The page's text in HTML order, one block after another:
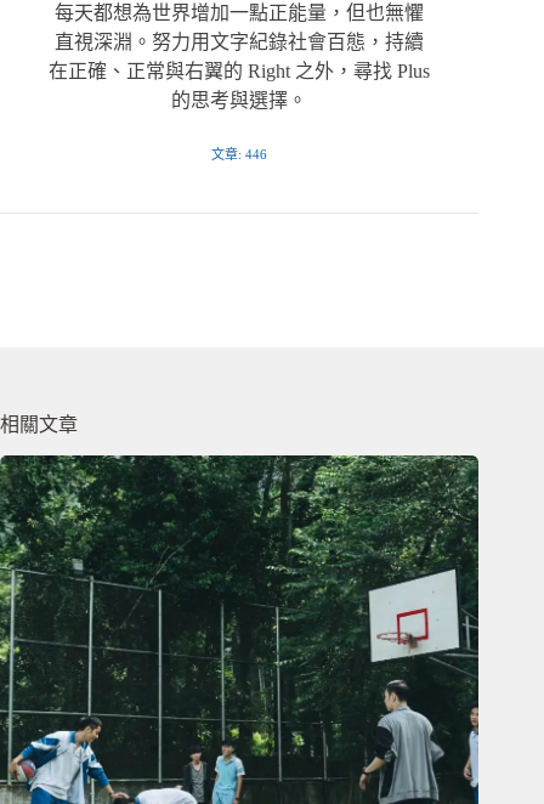
每天都想為世界增加一點正能量，但也無懼
直視深淵。努力用文字紀錄社會百態，持續
在正確、正常與右翼的 Right 之外，尋找 Plus
的思考與選擇。
文章: 446
相關文章